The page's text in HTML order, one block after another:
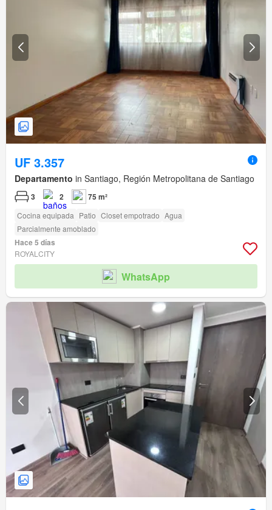
UF 3.357
Departamento in Santiago, Región Metropolitana de Santiago
3 2 75 m²
Cocina equipada Patio Closet empotrado Agua
Parcialmente amoblado
Hace 5 días
ROYALCITY
WhatsApp